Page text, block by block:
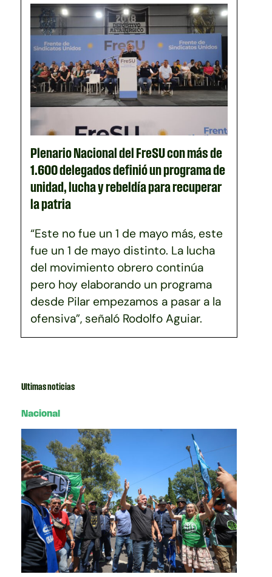
Plenario Nacional del FreSU con más de
1.600 delegados definió un programa de
unidad, lucha y rebeldía para recuperar
la patria
“Este no fue un 1 de mayo más, este
fue un 1 de mayo distinto. La lucha
del movimiento obrero continúa
pero hoy elaborando un programa
desde Pilar empezamos a pasar a la
ofensiva”, señaló Rodolfo Aguiar.
Ultimas noticias
Nacional